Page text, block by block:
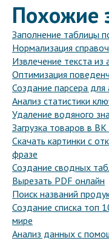
Похожие
Заполнение таблицы
Нормализация
Извлечение текста из
Оптимизация
Создание парсера для
Анализ статистики
Удаление водяного
Загрузка товаров в
Скачать картинки с
фразе
Создание сводных
Вырезать PDF онлайн
Поиск названий
Создание списка топ
мире
Анализ данных с